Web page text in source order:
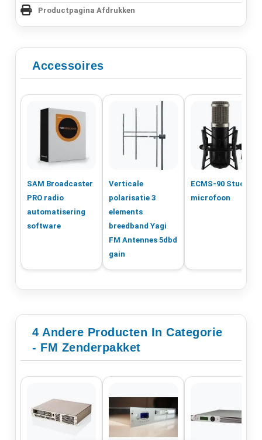
Productpagina Afdrukken
Accessoires
SAM Broadcaster
PRO radio
automatisering
software
Verticale
polarisatie 3
elements
breedband Yagi
FM Antennes 5dbd
gain
ECMS-90 Studio
microfoon
4 Andere Producten In Categorie
- FM Zenderpakket